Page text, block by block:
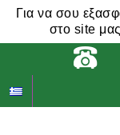
Για να σου
στο site